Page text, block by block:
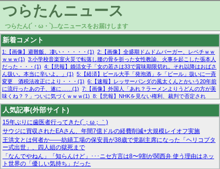
つらたんニュース
つらたん(´・ω・`)...なニュースをお届けします
新着コメント
1:【画像】避難飯、凄い・・・・・(1) 2:【画像】全盛期ドムドムバーガー、レベチｗｗ
ｗｗｗ(1) 3:小学校音楽室火災で転落し腰の骨を折った女性教諭、火事を起こした張本人
だった・・・(1) 4:【悲報】婚活女子「女の若さは33で賞味期限切れ。それ以降はおばさ
ん扱い。本当に辛いよ。」(1) 5:【経済】ビール大手「発泡酒」を「ビール」扱いに一斉
変更 酒税法改正により・・・(1) 6:【速報】レッサーパンダの風太くんとかいう20年前
に流行ったあの子、遂に……(1) 7:【画像】外国人「あれ？ラーメンよりうどんの方が美
味くね？？」ついに気づくｗｗｗ(1) 8:【悲報】NHKを見ない権利、裁判で否定され
る・・・(1) 9:欧州委員長「原発縮小は間違いでした」(1) 10:【悲報】日本企業の人手不
足、限界突破 52%「正社員も足りてません…」(1)
人気記事(外部サイト)
15年ぶりに歯医者行ってきた(´；ω；｀)
サウジに買収されたEAさん、年間7億ドルの経費削減+大規模レイオフ実施
王洪文とは何者か——紡績工場の保安員が38歳で党副主席になった「ヘリコプタ
ー式出世」、四人組の獄死まで
「なんでやねん」「知らんけど」･･･ニセ方言は8〜9割が関西弁 使う理由はネッ
ト世界の「優しい気持ち」だった